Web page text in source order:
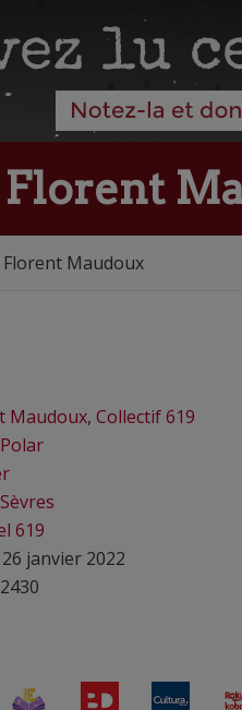
Florent
Maudoux
Maudoux, Collectif 619
Polar
619
26 janvier 2022